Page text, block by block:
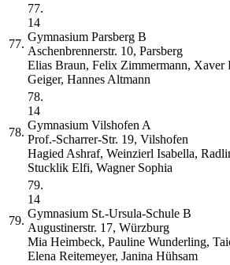
77.
77.
14
Gymnasium Parsberg B
Aschenbrennerstr. 10, Parsberg
Elias Braun, Felix Zimmermann, Xaver
Geiger, Hannes Altmann
78.
78.
14
Gymnasium Vilshofen A
Prof.-Scharrer-Str. 19, Vilshofen
Hagied Ashraf, Weinzierl Isabella,
Stucklik Elfi, Wagner Sophia
79.
79.
14
Gymnasium St.-Ursula-Schule B
Augustinerstr. 17, Würzburg
Mia Heimbeck, Pauline Wunderling,
Elena Reitemeyer, Janina Hühsam